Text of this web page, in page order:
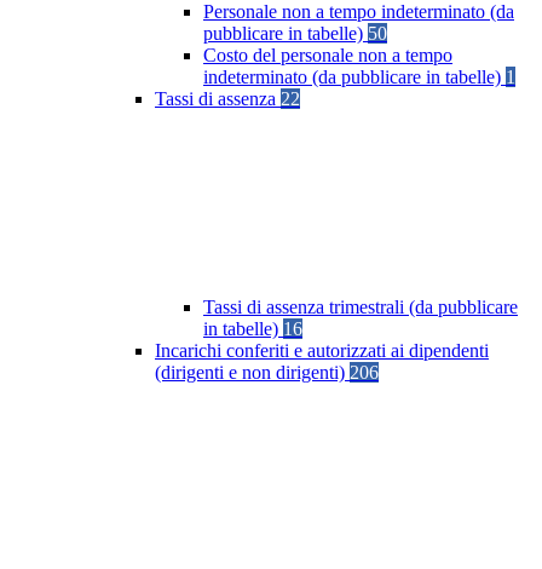
Personale non a tempo indeterminato (da
pubblicare in tabelle) 50
Costo del personale non a tempo
indeterminato (da pubblicare in tabelle) 1
Tassi di assenza 22
Tassi di assenza trimestrali (da pubblicare
in tabelle) 16
Incarichi conferiti e autorizzati ai dipendenti
(dirigenti e non dirigenti) 206